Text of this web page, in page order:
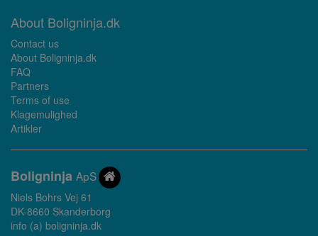
About Boligninja.dk
Contact us
About Boligninja.dk
FAQ
Partners
Terms of use
Klagemulighed
Artikler
Boligninja ApS
Niels Bohrs Vej 61
DK-8660 Skanderborg
info (a) boligninja.dk